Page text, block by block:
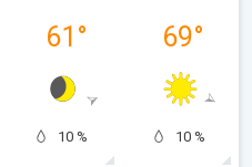
61 °
10 %
69°
10 %